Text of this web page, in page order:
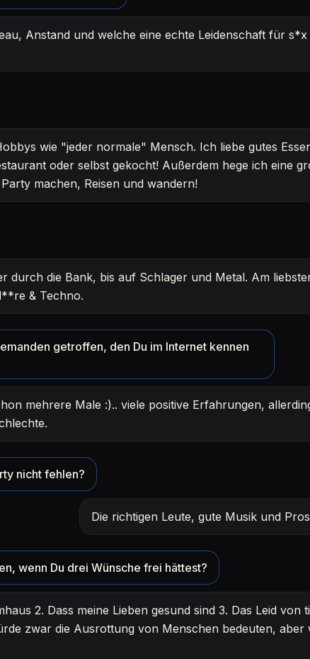
Anstand und welche eine echte Leidenschaft für s*x
wie "jeder normale" Mensch. Ich liebe gutes
oder selbst gekocht! Außerdem hege ich eine
machen, Reisen und wandern!
durch die Bank, bis auf Schlager und Metal. Am
& Techno.
getroffen, den Du im Internet kennen
mehrere Male :).. viele positive Erfahrungen,
nicht fehlen?
Die richtigen Leute, gute Musik und
wenn Du drei Wünsche frei hättest?
2. Dass meine Lieben gesund sind 3. Das Leid von
zwar die Ausrottung von Menschen bedeuten, aber